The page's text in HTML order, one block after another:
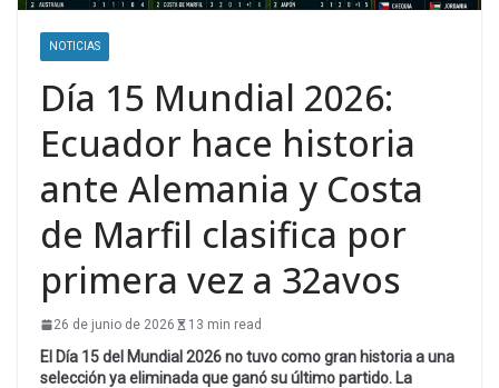
NOTICIAS
Día 15 Mundial 2026:
Ecuador hace historia
ante Alemania y Costa
de Marfil clasifica por
primera vez a 32avos
26 de junio de 2026 13 min read
El Día 15 del Mundial 2026 no tuvo como gran historia a una
selección ya eliminada que ganó su último partido. La